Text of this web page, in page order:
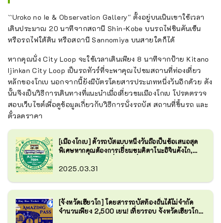
``Uroko no Ie & Observation Gallery'' ตั้งอยู่บนเนินเขาใช้เวลา
เดินประมาณ 20 นาทีจากสถานี Shin-Kobe บนรถไฟชินคันเซ็น
หรือรถไฟใต้ดิน หรือสถานี Sannomiya บนสายใดก็ได้
หากคุณนั่ง City Loop จะใช้เวลาเดินเพียง 8 นาทีจากป้าย Kitano
Ijinkan City Loop เป็นรถทัวร์ที่จะพาคุณไปชมสถานที่ท่องเที่ยว
หลักของโกเบ นอกจากนี้ยังมีบัตรโดยสารประเภทหนึ่งวันอีกด้วย ดัง
นั้นจึงเป็นวิธีการเดินทางที่แนะนำเมื่อเที่ยวชมเมืองโกเบ โปรดตรวจ
สอบเว็บไซต์เพื่อดูข้อมูลเกี่ยวกับวิธีการนั่งรถบัส สถานที่ขึ้นรถ และ
ตั๋วลดราคา
[เมืองโกเบ] ตั๋วรถบัสแบบหนึ่งวันถือเป็นข้อเสนอสุด
พิเศษหากคุณต้องการเยี่ยมชมคิตาโนะอิจินคังไก,
2025.03.31
[จังหวัดเฮียวโก] โดยสารรถบัสท้องถิ่นได้ไม่จำกัด
จำนวนเพียง 2,500 เยน! เที่ยวรอบ จังหวัดเฮียวโก